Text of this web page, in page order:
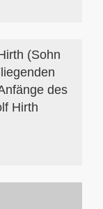
(Sohn
des
Hirth